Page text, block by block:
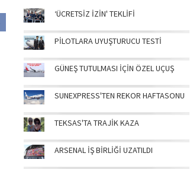
‘ÜCRETSİZ İZİN' TEKLİFİ
PİLOTLARA UYUŞTURUCU TESTİ
GÜNEŞ TUTULMASI İÇİN ÖZEL UÇUŞ
SUNEXPRESS'TEN REKOR HAFTASONU
TEKSAS'TA TRAJİK KAZA
ARSENAL İŞ BİRLİĞİ UZATILDI